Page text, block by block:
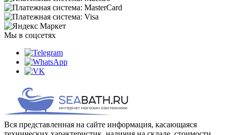
Мы в соцсетях
Вся представленная на сайте информация, касающаяся